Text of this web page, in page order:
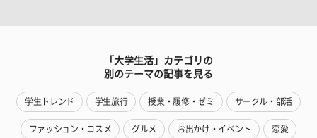
「大学生活」カテゴリの
別のテーマの記事を見る
学生トレンド 学生旅行 授業・履修・ゼミ サークル・部活
ファッション・コスメ グルメ お出かけ・イベント 恋愛